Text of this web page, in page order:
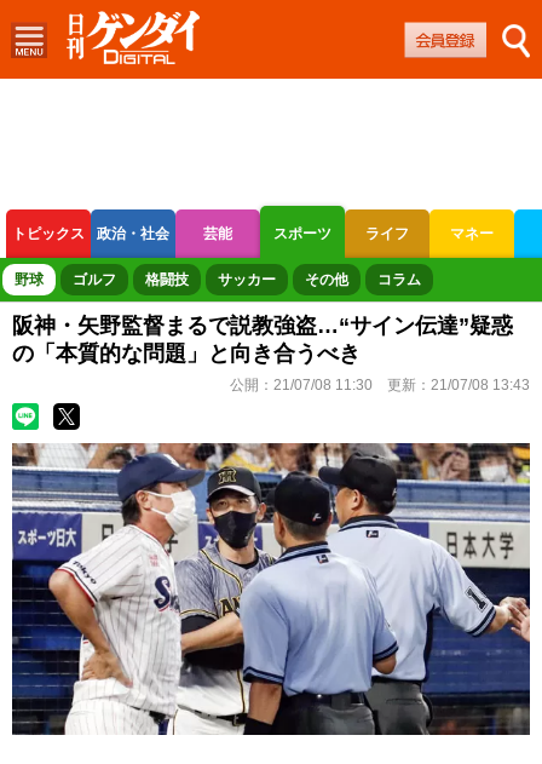
トピックス 政治・社会 芸能 スポーツ ライフ マネー
ボートレース 競輪 オートレース
野球 ゴルフ 格闘技 サッカー その他 コラム
阪神・矢野監督まるで説教強盗…“サイン伝達”疑惑
の「本質的な問題」と向き合うべき
公開： 21/07/08 11:30 更新： 21/07/08 13:43